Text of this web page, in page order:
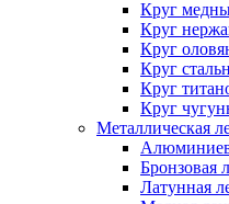
Круг
Круг
Круг
Круг
Круг
Круг
Металлическая
Бронзовая
Латунная